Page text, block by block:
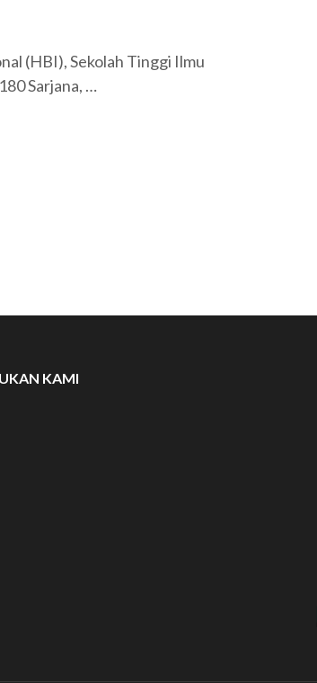
(HBI), Sekolah Tinggi Ilmu
Sarjana, …
KAMI